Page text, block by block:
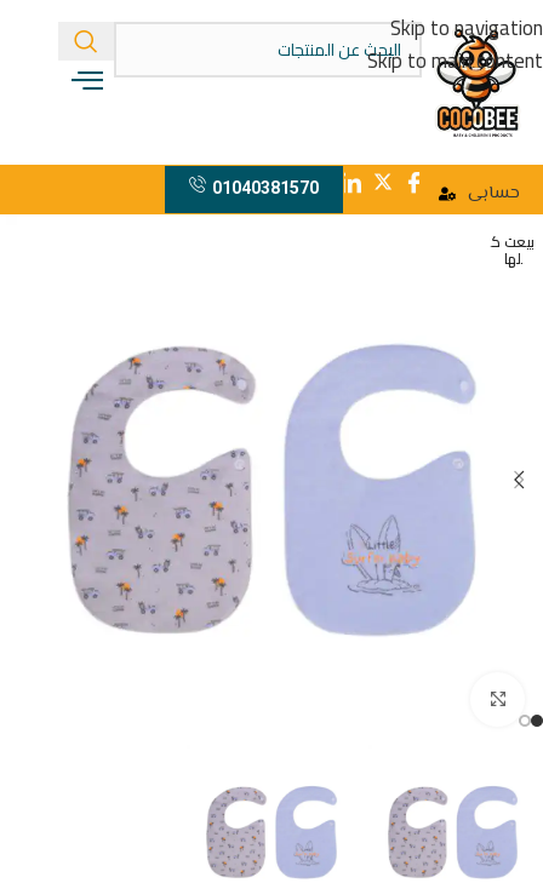
Skip to navigation
Skip to main content
حسابى 01040381570
بيعت ك
لها